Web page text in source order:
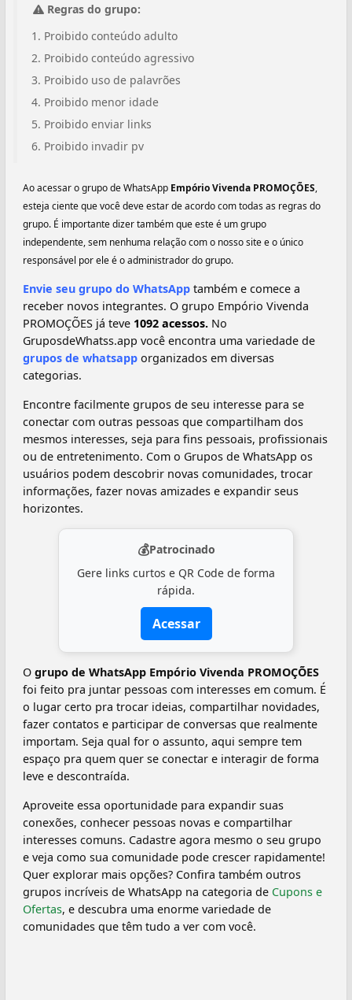
Regras do grupo:
Proibido conteúdo adulto
Proibido conteúdo agressivo
Proibido uso de palavrões
Proibido menor idade
Proibido enviar links
Proibido invadir pv
Ao acessar o grupo de WhatsApp Empório Vivenda PROMOÇÕES,
esteja ciente que você deve estar de acordo com todas as regras do
grupo. É importante dizer também que este é um grupo
independente, sem nenhuma relação com o nosso site e o único
responsável por ele é o administrador do grupo.
Envie seu grupo do WhatsApp também e comece a
receber novos integrantes. O grupo Empório Vivenda
PROMOÇÕES já teve 1092 acessos. No
GruposdeWhatss.app você encontra uma variedade de
grupos de whatsapp organizados em diversas
categorias.
Encontre facilmente grupos de seu interesse para se
conectar com outras pessoas que compartilham dos
mesmos interesses, seja para fins pessoais, profissionais
ou de entretenimento. Com o Grupos de WhatsApp os
usuários podem descobrir novas comunidades, trocar
informações, fazer novas amizades e expandir seus
horizontes.
💰Patrocinado
Gere links curtos e QR Code de forma
rápida.
Acessar
O grupo de WhatsApp Empório Vivenda PROMOÇÕES
foi feito pra juntar pessoas com interesses em comum. É
o lugar certo pra trocar ideias, compartilhar novidades,
fazer contatos e participar de conversas que realmente
importam. Seja qual for o assunto, aqui sempre tem
espaço pra quem quer se conectar e interagir de forma
leve e descontraída.
Aproveite essa oportunidade para expandir suas
conexões, conhecer pessoas novas e compartilhar
interesses comuns. Cadastre agora mesmo o seu grupo
e veja como sua comunidade pode crescer rapidamente!
Quer explorar mais opções? Confira também outros
grupos incríveis de WhatsApp na categoria de Cupons e
Ofertas, e descubra uma enorme variedade de
comunidades que têm tudo a ver com você.